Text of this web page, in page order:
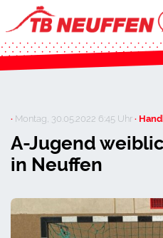
· Montag, 30.05.2022 6:45 Uhr·
A-Jugend
in Neuffen